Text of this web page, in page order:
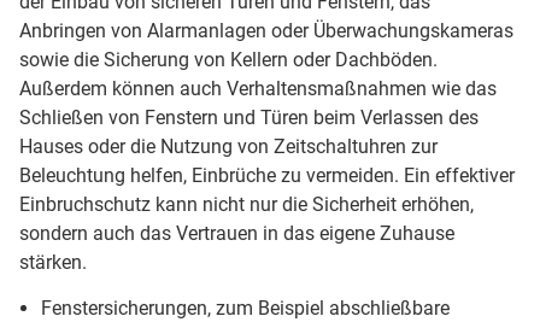
Anbringen von Alarmanlagen oder Überwachungskameras
sowie die Sicherung von Kellern oder Dachböden.
Außerdem können auch Verhaltensmaßnahmen wie das
Schließen von Fenstern und Türen beim Verlassen des
Hauses oder die Nutzung von Zeitschaltuhren zur
Beleuchtung helfen, Einbrüche zu vermeiden. Ein effektiver
Einbruchschutz kann nicht nur die Sicherheit erhöhen,
sondern auch das Vertrauen in das eigene Zuhause
stärken.
Fenstersicherungen, zum Beispiel abschließbare